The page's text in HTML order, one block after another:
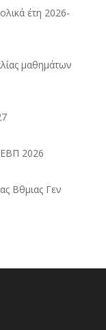
έτη 2026-
μαθημάτων
2026
Βθμιας Γεν